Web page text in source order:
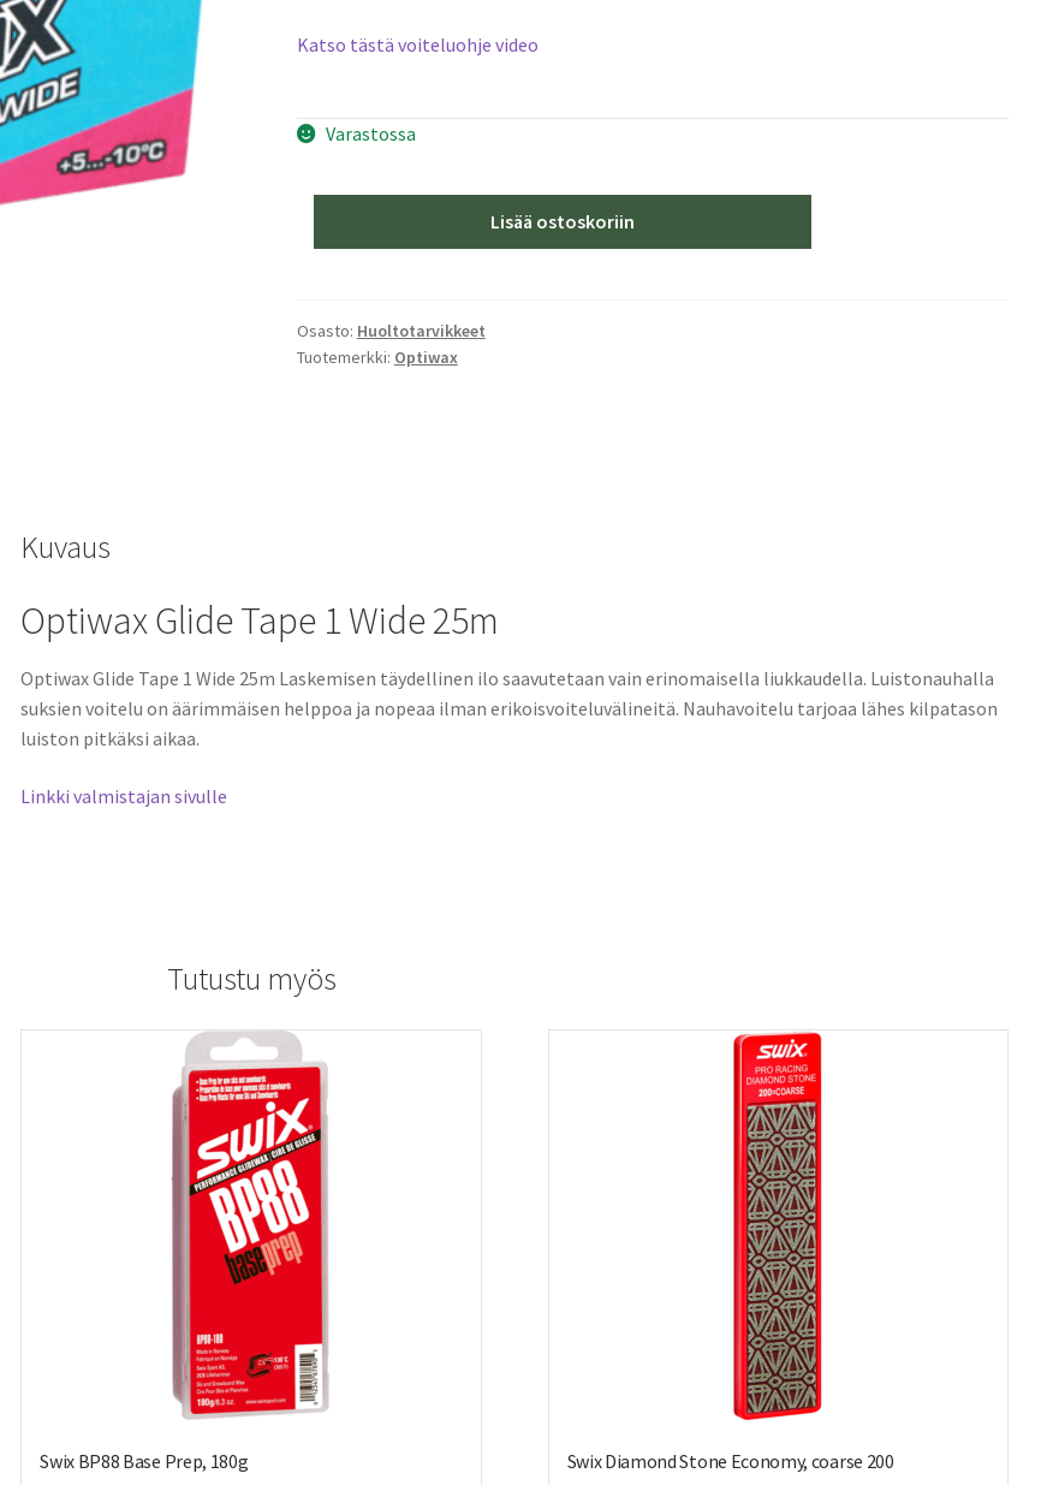
Katso tästä voiteluohje video
Varastossa
Wide
25m
Lisää ostoskoriin
Osasto: Huoltotarvikkeet
Tuotemerkki: Optiwax
Kuvaus
Optiwax Glide Tape 1 Wide 25m
Optiwax Glide Tape 1 Wide 25m Laskemisen täydellinen ilo saavutetaan vain erinomaisella liukkaudella. Luistonauhalla
suksien voitelu on äärimmäisen helppoa ja nopeaa ilman erikoisvoiteluvälineitä. Nauhavoitelu tarjoaa lähes kilpatason
luiston pitkäksi aikaa.
Linkki valmistajan sivulle
Tutustu myös
Swix BP88 Base Prep, 180g
Swix Diamond Stone Economy, coarse 200